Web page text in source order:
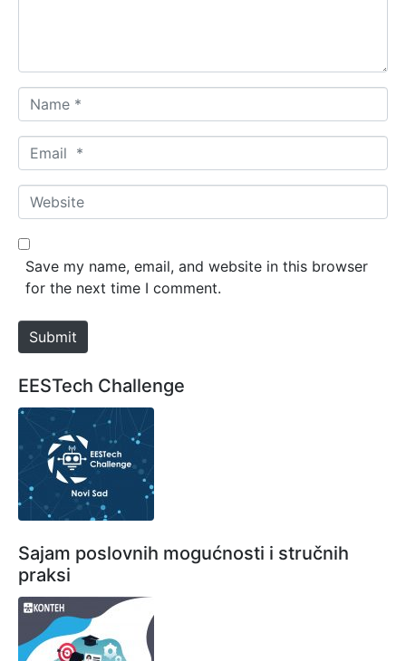
a
m
*
m
a
*
W
e
b
e
Save my name, email, and website in this browser
for the next time I comment.
Submit
EESTech Challenge
Sajam poslovnih mogućnosti i stručnih
praksi